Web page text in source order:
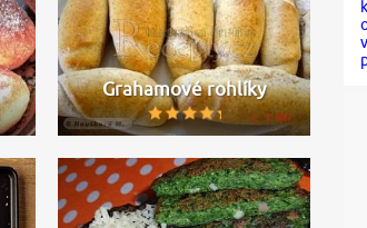
Grahamové rohlíky